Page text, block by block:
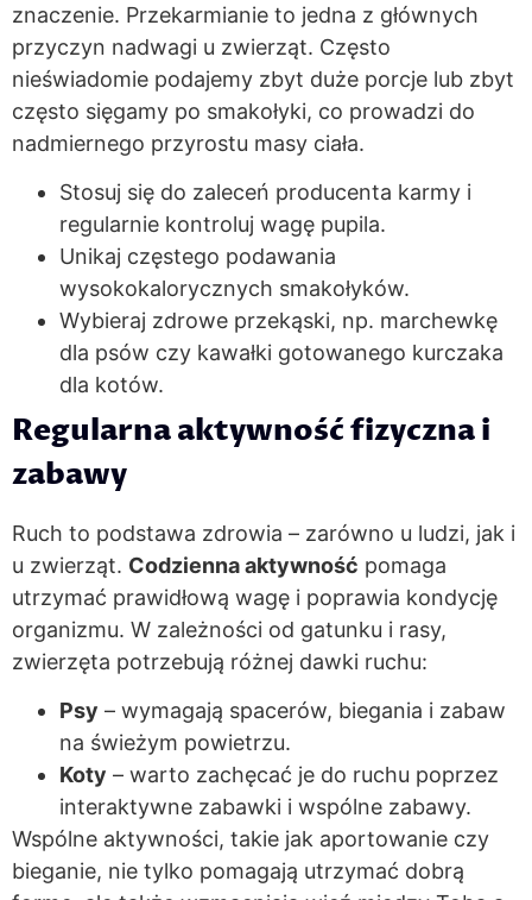
znaczenie. Przekarmianie to jedna z głównych
przyczyn nadwagi u zwierząt. Często
nieświadomie podajemy zbyt duże porcje lub zbyt
często sięgamy po smakołyki, co prowadzi do
nadmiernego przyrostu masy ciała.
Stosuj się do zaleceń producenta karmy i
regularnie kontroluj wagę pupila.
Unikaj częstego podawania
wysokokalorycznych smakołyków.
Wybieraj zdrowe przekąski, np. marchewkę
dla psów czy kawałki gotowanego kurczaka
dla kotów.
Regularna aktywność fizyczna i
zabawy
Ruch to podstawa zdrowia – zarówno u ludzi, jak i
u zwierząt. Codzienna aktywność pomaga
utrzymać prawidłową wagę i poprawia kondycję
organizmu. W zależności od gatunku i rasy,
zwierzęta potrzebują różnej dawki ruchu:
Psy – wymagają spacerów, biegania i zabaw
na świeżym powietrzu.
Koty – warto zachęcać je do ruchu poprzez
interaktywne zabawki i wspólne zabawy.
Wspólne aktywności, takie jak aportowanie czy
bieganie, nie tylko pomagają utrzymać dobrą